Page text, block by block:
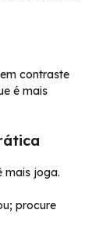
contraste
é mais
mais joga.
procure